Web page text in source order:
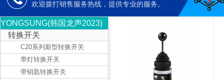
欢迎拨打销售服务热线，提供专业的服务。
YONGSUNG(韩国龙声2023)
转换开关
C20系列新型转换开关
带灯转换开关
带钥匙转换开关